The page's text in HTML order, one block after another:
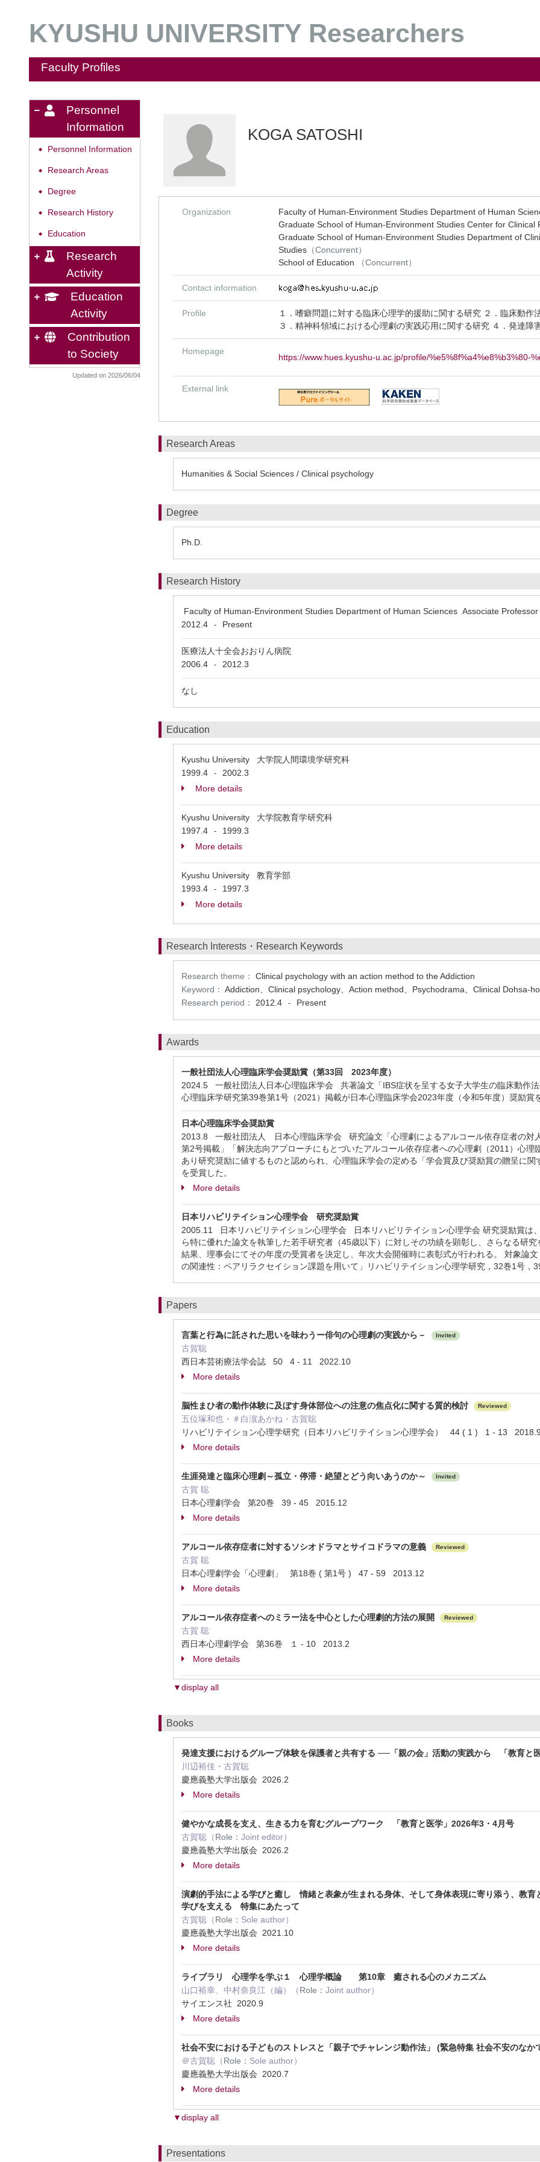
KYUSHU UNIVERSITY Researchers
Faculty Profiles
Personnel
Information
◆ Personnel Information
◆ Research Areas
◆ Degree
◆ Research History
◆ Education
Research
Activity
Education
Activity
Contribution
to Society
Updated on 2026/06/04
KOGA SATOSHI
Organization
Faculty of Human-Environment Studies Department of Human
Graduate School of Human-Environment Studies Center for
Graduate School of Human-Environment Studies Department of
Studies （Concurrent）
School of Education
（Concurrent）
Contact information
Profile
１．嗜癖問題に対する臨床心理学的援助に関する研究 ２．臨床動
３．精神科領域における心理劇の実践応用に関する研究 ４．発達障
Homepage
https://www.hues.kyushu-u.ac.jp/profile/%e5%8f%a4%e8%b3%80-
External link
Research Areas
Humanities & Social Sciences / Clinical psychology
Degree
Ph.D.
Research History
Faculty of Human-Environment Studies Department of Human Sciences Associate Professor
2012.4
- Present
医療法人十全会おおりん病院
2006.4
- 2012.3
なし
Education
Kyushu University 大学院人間環境学研究科
1999.4
-
2002.3
More details
Kyushu University 大学院教育学研究科
1997.4
-
1999.3
More details
Kyushu University 教育学部
1993.4
-
1997.3
More details
Research Interests・Research Keywords
Research theme：
Clinical psychology with an action method to the Addiction
Keyword： Addiction、Clinical psychology、Action method、Psychodrama、Clinical Dohsa-
Research period：
2012.4 - Present
Awards
一般社団法人心理臨床学会奨励賞（第33回 2023年度）
2024.5 一般社団法人日本心理臨床学会 共著論文「IBS症状を呈する女子大学生の臨床動作
心理臨床学研究第39巻第1号（2021）掲載が日本心理臨床学会2023年度（令和5年度）奨励賞
日本心理臨床学会奨励賞
2013.8 一般社団法人 日本心理臨床学会 研究論文「心理劇によるアルコール依存症者の対
第2号掲載」「解決志向アプローチにもとづいたアルコール依存症者への心理劇（2011）心
あり研究奨励に値するものと認められ、心理臨床学会の定める「学会賞及び奨励賞の贈呈に
を受賞した。
More details
日本リハビリテイション心理学会 研究奨励賞
2005.11 日本リハビリテイション心理学会 日本リハビリテイション心理学会 研究奨励賞は
ら特に優れた論文を執筆した若手研究者（45歳以下）に対しその功績を顕彰し、さらなる研
結果、理事会にてその年度の受賞者を決定し、年次大会開催時に表彰式が行われる。 対象論
の関連性：ペアリラクセイション課題を用いて」リハビリテイション心理学研究，32巻1号，
Papers
言葉と行為に託された思いを味わうー俳句の心理劇の実践から－ Invited
古賀聡
西日本芸術療法学会誌 50 4 - 11 2022.10
More details
脳性まひ者の動作体験に及ぼす身体部位への注意の焦点化に関する質的検討 Reviewed
五位塚和也・＃白濵あかね・古賀聡
リハビリテイション心理学研究（日本リハビリテイション心理学会） 44 ( 1 ) 1 - 13
More details
生涯発達と臨床心理劇～孤立・停滞・絶望とどう向いあうのか～ Invited
古賀 聡
日本心理劇学会 第20巻 39 - 45 2015.12
More details
アルコール依存症者に対するソシオドラマとサイコドラマの意義 Reviewed
古賀 聡
日本心理劇学会「心理劇」 第18巻 ( 第1号 ) 47 - 59 2013.12
More details
アルコール依存症者へのミラー法を中心とした心理劇的方法の展開 Reviewed
古賀 聡
西日本心理劇学会 第36巻 １ - 10 2013.2
More details
▼display all
Books
発達支援におけるグループ体験を保護者と共有する ──「親の会」活動の実践から 「教育と
川辺裕佳・古賀聡
慶應義塾大学出版会 2026.2
More details
健やかな成長を支え、生きる力を育むグループワーク 「教育と医学」2026年3・4月号
古賀聡（Role： Joint editor）
慶應義塾大学出版会 2026.2
More details
演劇的手法による学びと癒し 情緒と表象が生まれる身体、そして身体表現に寄り添う、教
学びを支える 特集にあたって
古賀聡（Role： Sole author）
慶應義塾大学出版会 2021.10
More details
ライブラリ 心理学を学ぶ１ 心理学概論 第10章 癒される心のメカニズム
山口裕幸、中村奈良江（編）（Role： Joint author）
サイエンス社 2020.9
More details
社会不安における子どものストレスと「親子でチャレンジ動作法」 (緊急特集 社会不安のな
＠古賀聡（Role： Sole author）
慶應義塾大学出版会 2020.7
More details
▼display all
Presentations